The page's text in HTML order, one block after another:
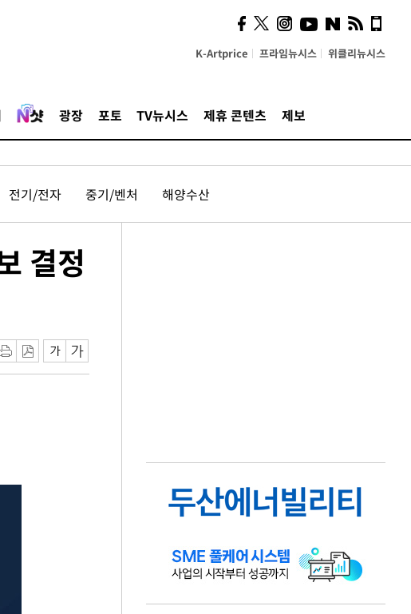
K-Artprice 프라임뉴시스 위클리뉴시스
광장 포토 TV뉴시스 제휴 콘텐츠 제보
전기/전자 중기/벤처 해양수산
결정